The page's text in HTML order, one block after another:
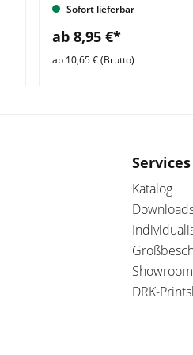
Sofort lieferbar
ab 8,95 €*
ab 10,65 € (Brutto)
Services
Katalog
Showroom
DRK-